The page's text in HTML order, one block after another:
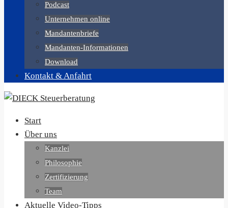
Podcast
Unternehmen online
Mandantenbriefe
Mandanten-Informationen
Download
Kontakt & Anfahrt
Start
Über uns
Kanzlei
Philosophie
Zertifizierung
Team
Aktuelle Video-Tipps